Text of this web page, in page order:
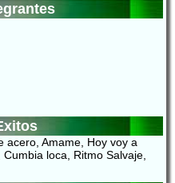
acero, Amame, Hoy voy a
loca, Ritmo Salvaje,